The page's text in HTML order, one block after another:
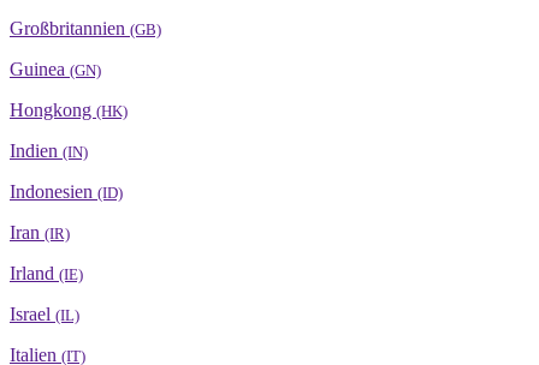
Großbritannien (GB)
Guinea (GN)
Hongkong (HK)
Indien (IN)
Indonesien (ID)
Iran (IR)
Irland (IE)
Israel (IL)
Italien (IT)